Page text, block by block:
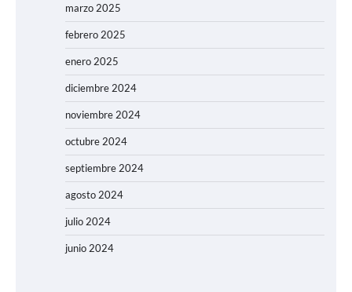
marzo 2025
febrero 2025
enero 2025
diciembre 2024
noviembre 2024
octubre 2024
septiembre 2024
agosto 2024
julio 2024
junio 2024